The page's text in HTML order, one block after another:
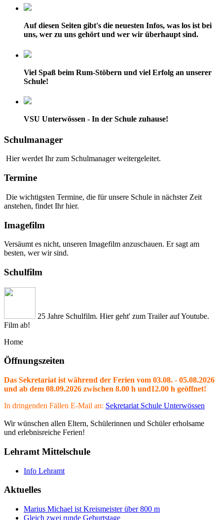
Auf diesen Seiten gibt's die neuesten Infos, was los ist bei
uns, wer zu uns gehört und wer wir überhaupt sind.
Viel Spaß beim Rum-Stöbern und viel Erfolg an unserer
Schule!
VSU Unterwössen - In der Schule zuhause!
Schulmanager
Hier werdet Ihr zum Schulmanager weitergeleitet.
Termine
Die wichtigsten Termine, die für unsere Schule in nächster Zeit
anstehen, findet Ihr hier.
Imagefilm
Versäumt es nicht, unseren Imagefilm anzuschauen. Er sagt am
besten, wer wir sind.
Schulfilm
25 Jahre Schulfilm. Hier geht' zum Trailer auf Youtube.
Film ab!
Home
Öffnungszeiten
Das Sekretariat ist während der Ferien vom 03.08. - 05.08.2026
und ab dem 08.09.2026 zwischen 8.00 h und12.00 h geöffnet!
In dringenden Fällen E-Mail an: Sekretariat Schule Unterwössen
Wir wünschen allen Eltern, Schülerinnen und Schüler erholsame
und erlebnisreiche Ferien!
Lehramt Mittelschule
Info Lehramt
Aktuelles
Marius Michael ist Kreismeister über 800 m
Gleich zwei runde Geburtstage